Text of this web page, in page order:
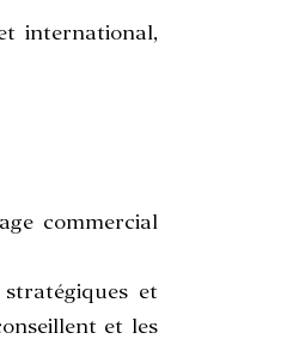
international,
commercial
et
et les